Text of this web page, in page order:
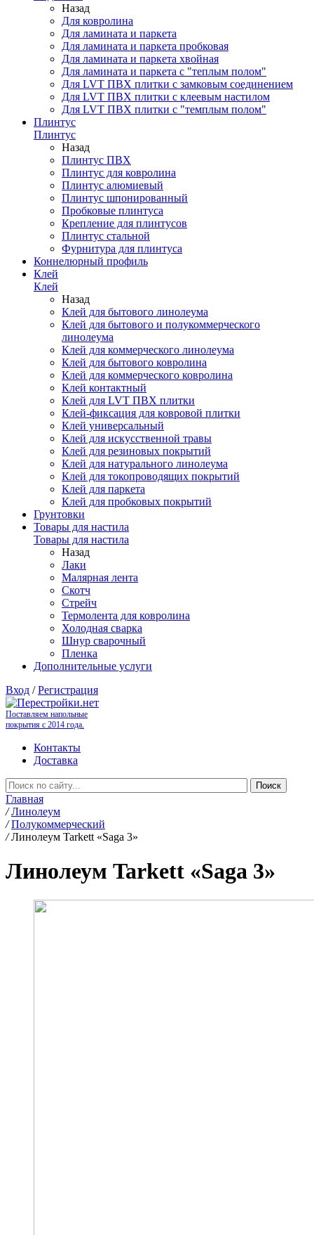
Назад
Для ковролина
Для ламината и паркета
Для ламината и паркета пробковая
Для ламината и паркета хвойная
Для ламината и паркета с "теплым полом"
Для LVT ПВХ плитки с замковым соединением
Для LVT ПВХ плитки с клеевым настилом
Для LVT ПВХ плитки с "темплым полом"
Плинтус
Плинтус
Назад
Плинтус ПВХ
Плинтус для ковролина
Плинтус алюмиевый
Плинтус шпонированный
Пробковые плинтуса
Крепление для плинтусов
Плинтус стальной
Фурнитура для плинтуса
Коннелюрный профиль
Клей
Клей
Назад
Клей для бытового линолеума
Клей для бытового и полукоммерческого
линолеума
Клей для коммерческого линолеума
Клей для бытового ковролина
Клей для коммерческого ковролина
Клей контактный
Клей для LVT ПВХ плитки
Клей-фиксация для ковровой плитки
Клей универсальный
Клей для искусственной травы
Клей для резиновых покрытий
Клей для натурального линолеума
Клей для токопроводящих покрытий
Клей для паркета
Клей для пробковых покрытий
Грунтовки
Товары для настила
Товары для настила
Назад
Лаки
Малярная лента
Скотч
Стрейч
Термолента для ковролина
Холодная сварка
Шнур сварочный
Пленка
Дополнительные услуги
Вход /Регистрация
Поставляем напольные
покрытия с 2014 года.
Контакты
Доставка
Главная
/ Линолеум
/ Полукоммерческий
/ Линолеум Tarkett «Saga 3»
Линолеум Tarkett «Saga 3»